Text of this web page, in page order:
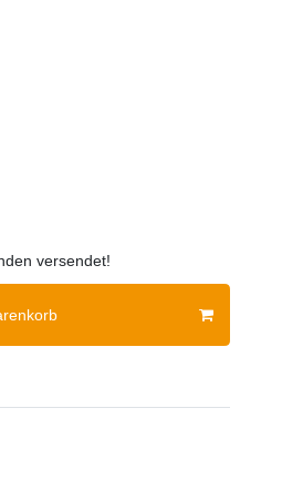
versendet!